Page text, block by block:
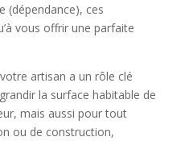
(dépendance), ces
vous offrir une parfaite
artisan a un rôle clé
la surface habitable de
mais aussi pour tout
ou de construction,